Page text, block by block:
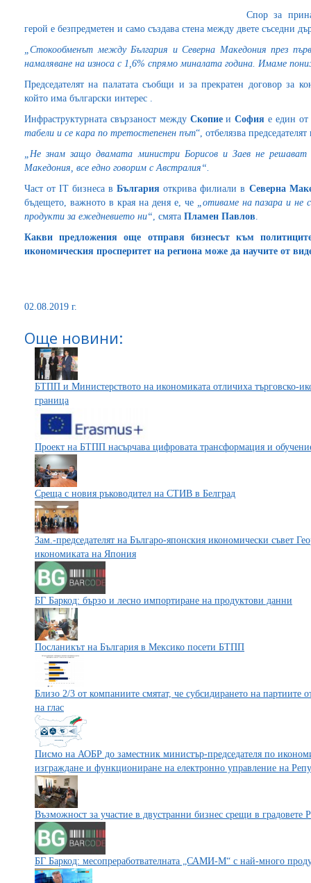
Спор за
герой е безпредметен и само създава стена между двете съседни
„Стокообменът между България и Северна Македония през
намаляване на износа с 1,6% спрямо миналата година. Имаме
Председателят на палатата съобщи и за прекратен договор за
който има български интерес .
Инфраструктурната свързаност между СкопиеиСофияе един от
табели и се кара по третостепенен път“, отбелязва председателят
„Не знам защо двамата министри Борисов и Заев не решават
Македония, все едно говорим с Австралия“.
Част от IT бизнеса вБългарияоткрива филиали в Северна
бъдещето, важното в края на деня е, че„отиваме на пазара и не
продукти за ежедневието ни“, смята Пламен Павлов.
Какви предложения още отправя бизнесът към
икономическия просперитет на региона може да научите от
02.08.2019 г.
Още новини:
БТПП и Министерството на икономиката отличиха търговско-
граница
Проект на БТПП насърчава цифровата трансформация и
Среща с новия ръководител на СТИВ в Белград
Зам.-председателят на Българо-японския икономически съвет
икономиката на Япония
БГ Баркод: бързо и лесно импортиране на продуктови данни
Посланикът на България в Мексико посети БТПП
Близо 2/3 от компаниите смятат, че субсидирането на партиите
на глас
Писмо на АОБР до заместник министър-председателя по
изграждане и функциониране на електронно управление на
Възможност за участие в двустранни бизнес срещи в градовете
БГ Баркод: месопреработвателната „САМИ-М“ с най-много